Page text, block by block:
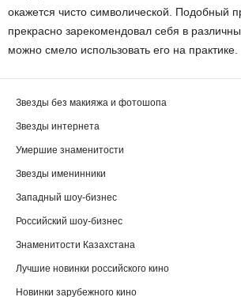
окажется чисто символической. Подобный
прекрасно зарекомендовал себя в
можно смело использовать его на практике.
Звезды без макияжа и фотошопа
Звезды интернета
Умершие знаменитости
Звезды именинники
Западный шоу-бизнес
Российский шоу-бизнес
Знаменитости Казахстана
Лучшие новинки российского кино
Новинки зарубежного кино